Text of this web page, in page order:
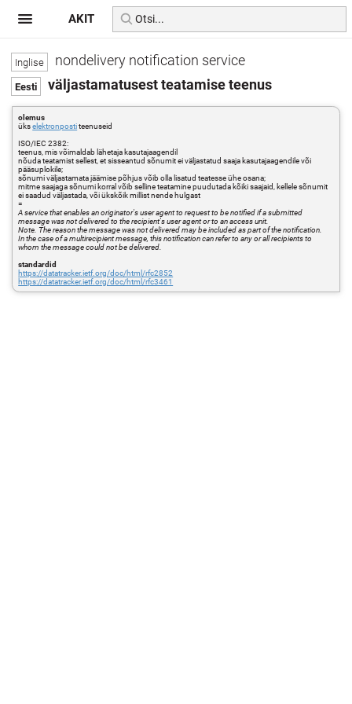
nondelivery notification service
väljastamatusest teatamise teenus
olemus
ükselektronpostiteenuseid
ISO/IEC 2382:
teenus, mis võimaldab lähetaja kasutajaagendil
nõuda teatamist sellest, et sisseantud sõnumit ei väljastatud saaja kasutajaagendile või
pääsuplokile;
sõnumi väljastamata jäämise põhjus võib olla lisatud teatesse ühe osana;
mitme saajaga sõnumi korral võib selline teatamine puudutada kõiki saajaid, kellele sõnumit
ei saadud väljastada, või ükskõik millist nende hulgast
=
A service that enables an originator's user agent to request to be notified if a submitted
message was not delivered to the recipient's user agent or to an access unit.
Note. The reason the message was not delivered may be included as part of the notification.
In the case of a multirecipient message, this notification can refer to any or all recipients to
whom the message could not be delivered.
standardid
https://datatracker.ietf.org/doc/html/rfc2852
https://datatracker.ietf.org/doc/html/rfc3461
AKIT